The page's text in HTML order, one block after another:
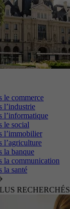
le commerce
l’industrie
l’informatique
le social
l’immobilier
l’agriculture
la banque
la communication
la santé
RECHERCHÉS